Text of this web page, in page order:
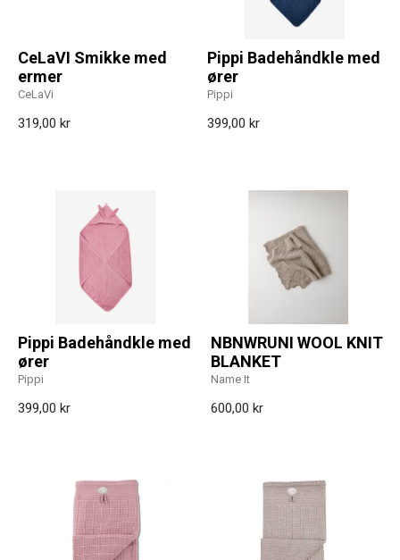
CeLaVI Smikke med
ermer
CeLaVi
319,00 kr
Pippi Badehåndkle med
ører
Pippi
399,00 kr
Pippi Badehåndkle med
ører
Pippi
399,00 kr
NBNWRUNI WOOL KNIT
BLANKET
Name It
600,00 kr